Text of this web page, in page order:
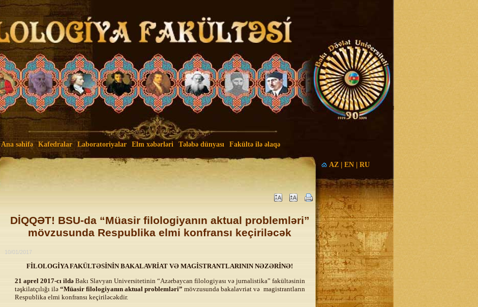
Ana səhifə Kafedralar Laboratoriyalar Elm xəbərləri Tələbə dünyası Fakültə ilə əlaqə
AZ| EN| RU
DİQQƏT! BSU-da “Müasir filologiyanın aktual problemləri”
mövzusunda Respublika elmi konfransı keçiriləcək
10/01/2017
FİLOLOGİYA FAKÜLTƏSİNİN BAKALAVRİAT VƏ MAGİSTRANTLARININ NƏZƏRİNƏ!
21 aprel 2017-cı ildə Bakı Slavyan Universitetinin “Azərbaycan filologiyası və jurnalistika” fakültəsinin
təşkilatçılığı ilə“Müasir filologiyanın aktual problemləri”mövzusunda bakalavriat və magistrantların
Respublika elmi konfransı keçiriləcəkdir.